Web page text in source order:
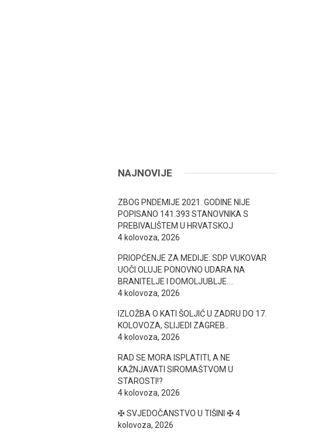
NAJNOVIJE
ZBOG PNDEMIJE 2021. GODINE NIJE
POPISANO 141.393 STANOVNIKA S
PREBIVALIŠTEM U HRVATSKOJ
4 kolovoza, 2026
PRIOPĆENJE ZA MEDIJE: SDP VUKOVAR
UOČI OLUJE PONOVNO UDARA NA
BRANITELJE I DOMOLJUBLJE….
4 kolovoza, 2026
IZLOŽBA O KATI ŠOLJIĆ U ZADRU DO 17.
KOLOVOZA, SLIJEDI ZAGREB..
4 kolovoza, 2026
RAD SE MORA ISPLATITI, A NE
KAŽNJAVATI SIROMAŠTVOM U
STAROSTI!?
4 kolovoza, 2026
✠ SVJEDOČANSTVO U TIŠINI ✠ 4
kolovoza, 2026